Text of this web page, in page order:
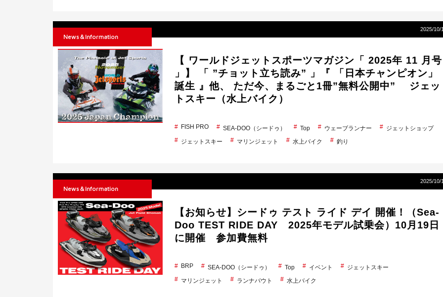
2025/10/
News＆Information
【 ワールドジェットスポーツマガジン「 2025年 11 月号
」】 「 ”チョット立ち読み” 」『 「日本チャンピオン」
誕生 』他、 ただ今、まるごと1冊”無料公開中” ジェッ
トスキー（水上バイク）
FISH PRO SEA-DOO（シードゥ） Top ウェーブランナー
ジェットショップ
ジェットスキー
マリンジェット 水上バイク 釣り
2025/10/
News＆Information
【お知らせ】シードゥ テスト ライド デイ 開催！（Sea-
Doo TEST RIDE DAY 2025年モデル試乗会）10月19日
に開催 参加費無料
BRP SEA-DOO（シードゥ） Top イベント
ジェットスキー
マリンジェット
ランナバウト 水上バイク